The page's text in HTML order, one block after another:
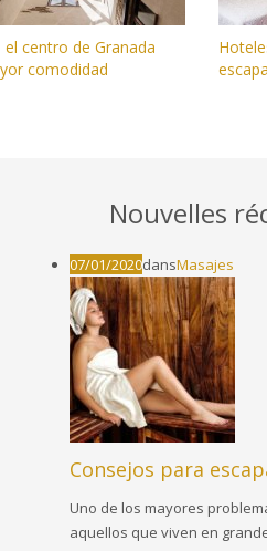
el centro de Granada
comodidad
Nouvelles
07/01/2020dansMasajes
Consejos para
Uno de los mayores
aquellos que viven en